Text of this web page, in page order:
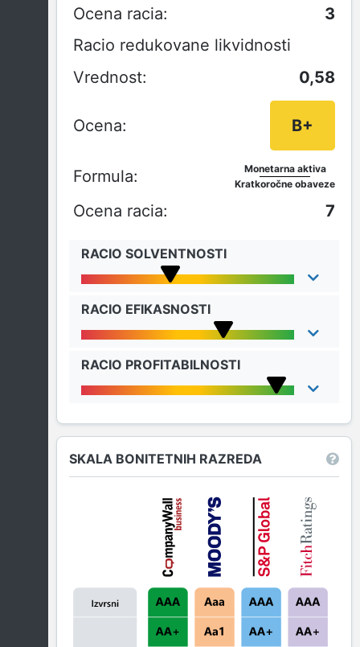
3
Racio redukovane likvidnosti
0,58
B+
Monetarna aktiva
Kratkoročne obaveze
7
RACIO SOLVENTNOSTI
RACIO EFIKASNOSTI
RACIO PROFITABILNOSTI
SKALA BONITETNIH RAZREDA